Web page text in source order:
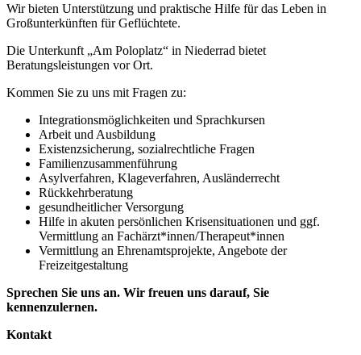
Wir bieten Unterstützung und praktische Hilfe für das Leben in
Großunterkünften für Geflüchtete.
Die Unterkunft „Am Poloplatz“ in Niederrad bietet
Beratungsleistungen vor Ort.
Kommen Sie zu uns mit Fragen zu:
Integrationsmöglichkeiten und Sprachkursen
Arbeit und Ausbildung
Existenzsicherung, sozialrechtliche Fragen
Familienzusammenführung
Asylverfahren, Klageverfahren, Ausländerrecht
Rückkehrberatung
gesundheitlicher Versorgung
Hilfe in akuten persönlichen Krisensituationen und ggf.
Vermittlung an Fachärzt*innen/Therapeut*innen
Vermittlung an Ehrenamtsprojekte, Angebote der
Freizeitgestaltung
Sprechen Sie uns an. Wir freuen uns darauf, Sie
kennenzulernen.
Kontakt